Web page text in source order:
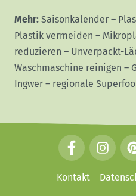
Mehr: Saisonkalender –
Plastik vermeiden –
reduzieren – Unverpackt-
Waschmaschine reinigen –
Ingwer – regionale
a
c
n
P
i
n
Kontakt